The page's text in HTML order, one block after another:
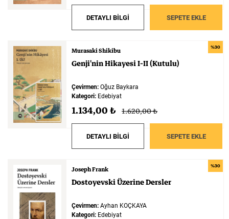
DETAYLI BİLGİ SEPETE EKLE
%30
Murasaki Shikibu
Genji'ninHikayesiI-II(Kutulu)
Çevirmen: Oğuz Baykara
Kategori: Edebiyat
1.134,00 ₺ 1.620,00 ₺
DETAYLI BİLGİ SEPETE EKLE
%30
Joseph Frank
DostoyevskiÜzerineDersler
Çevirmen: Ayhan KOÇKAYA
Kategori: Edebiyat